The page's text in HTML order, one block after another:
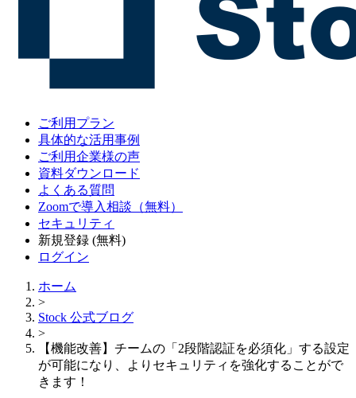
ご利用プラン
具体的な活用事例
ご利用企業様の声
資料ダウンロード
よくある質問
Zoomで導入相談（無料）
セキュリティ
新規登録 (無料)
ログイン
ホーム
>
Stock 公式ブログ
>
【機能改善】チームの「2段階認証を必須化」する設定
が可能になり、よりセキュリティを強化することがで
きます！